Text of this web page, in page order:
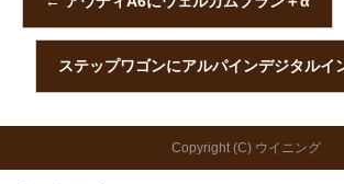
ステップワゴンにアルパインデジタルイ
Copyright (C) ウイニング